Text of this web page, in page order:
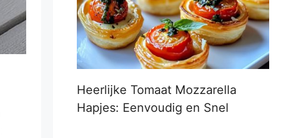
Heerlijke Tomaat Mozzarella
Hapjes: Eenvoudig en Snel